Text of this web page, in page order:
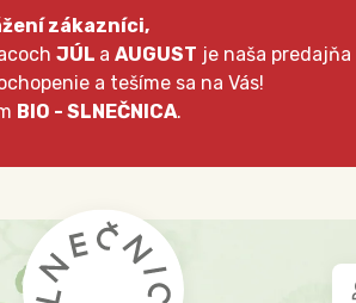
zákazníci,
JÚL a AUGUST je naša predajňa
a tešíme sa na Vás!
BIO - SLNEČNICA.